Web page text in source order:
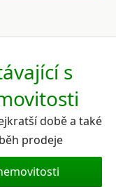
s
době a také
prodeje